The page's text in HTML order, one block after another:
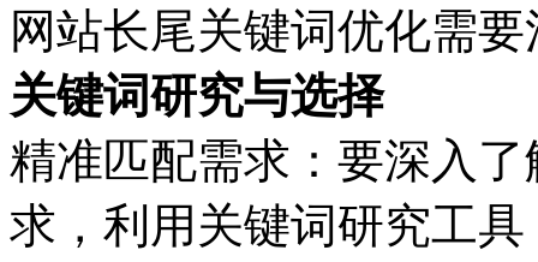
网站长尾关键词优化需
关键词研究与选择
精准匹配需求：要深入
求，利用关键词研究工